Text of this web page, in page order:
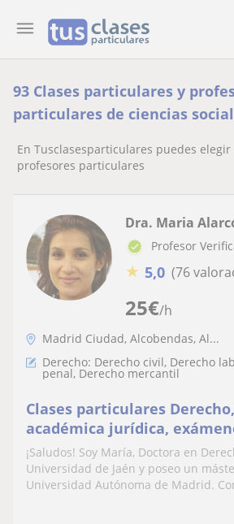
93 Clases particulares y
particulares de ciencias
En Tusclasesparticulares puedes
profesores particulares
25€/h
Dra. Maria
Profesor
★ 5,0 (76
Madrid Ciudad, Alcobendas, Al...
Derecho: Derecho civil, Derecho
penal, Derecho mercantil
Clases particulares
académica jurídica,
prácticos y opositores
¡Saludos! Soy María, Doctora en
Universidad de Jaén y poseo un
Universidad Autónoma de Madrid.